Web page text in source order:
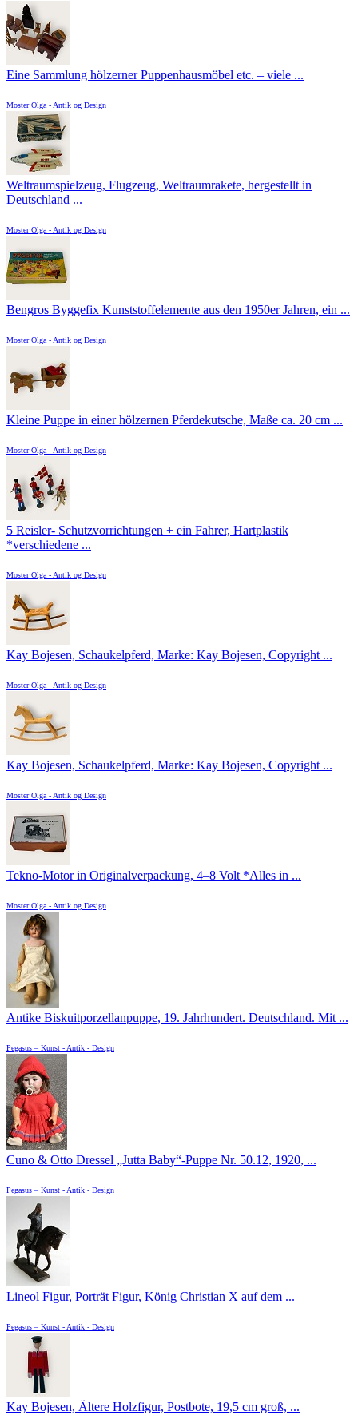
Eine Sammlung hölzerner Puppenhausmöbel etc. – viele ...
Moster Olga - Antik og Design
Weltraumspielzeug, Flugzeug, Weltraumrakete, hergestellt in
Deutschland ...
Moster Olga - Antik og Design
Bengros Byggefix Kunststoffelemente aus den 1950er Jahren, ein ...
Moster Olga - Antik og Design
Kleine Puppe in einer hölzernen Pferdekutsche, Maße ca. 20 cm ...
Moster Olga - Antik og Design
5 Reisler- Schutzvorrichtungen + ein Fahrer, Hartplastik
*verschiedene ...
Moster Olga - Antik og Design
Kay Bojesen, Schaukelpferd, Marke: Kay Bojesen, Copyright ...
Moster Olga - Antik og Design
Kay Bojesen, Schaukelpferd, Marke: Kay Bojesen, Copyright ...
Moster Olga - Antik og Design
Tekno-Motor in Originalverpackung, 4–8 Volt *Alles in ...
Moster Olga - Antik og Design
Antike Biskuitporzellanpuppe, 19. Jahrhundert. Deutschland. Mit ...
Pegasus – Kunst - Antik - Design
Cuno & Otto Dressel „Jutta Baby“-Puppe Nr. 50.12, 1920, ...
Pegasus – Kunst - Antik - Design
Lineol Figur, Porträt Figur, König Christian X auf dem ...
Pegasus – Kunst - Antik - Design
Kay Bojesen, Ältere Holzfigur, Postbote, 19,5 cm groß, ...